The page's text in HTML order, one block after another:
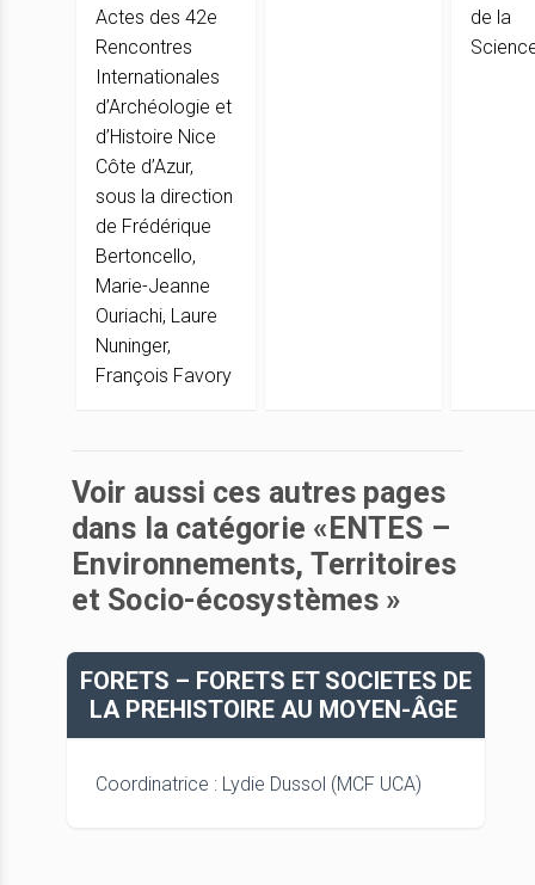
Actes des 42e
Rencontres
Internationales
d’Archéologie et
d’Histoire Nice
Côte d’Azur,
sous la direction
de Frédérique
Bertoncello,
Marie-Jeanne
Ouriachi, Laure
Nuninger,
François Favory
de la
Voir aussi ces autres pages
dans la catégorie «ENTES –
Environnements, Territoires
et Socio-écosystèmes »
FORETS – FORETS ET SOCIETES DE
LA PREHISTOIRE AU MOYEN-ÂGE
Coordinatrice : Lydie Dussol (MCF UCA)